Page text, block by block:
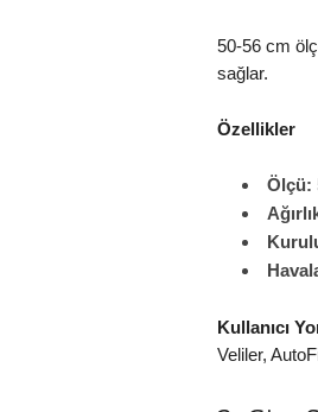
50-56 cm
sağlar.
Özellikler
Ölçü:
Kullanıcı
Veliler,